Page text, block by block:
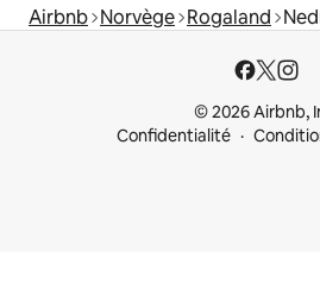
Airbnb Norvège Rogaland
© 2026 Airbnb,
Confidentialité